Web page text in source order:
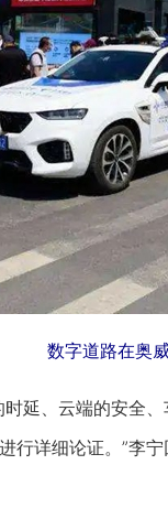
数字道路在奥
、云端的安全
详细论证。”李宁